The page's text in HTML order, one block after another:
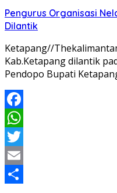
Pengurus Organisasi
Dilantik
Ketapang//
Kab.Ketapang dilantik
Pendopo Bupati
Facebook
WhatsApp
Twitter
Email